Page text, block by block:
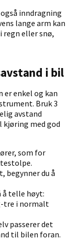
inndragning
lange arm kan
regn eller snø,
i bil
er enkel og kan
Bruk 3
avstand
kjøring med god
som for
begynner du å
å telle høyt:
tre i normalt
passerer det
til bilen foran.